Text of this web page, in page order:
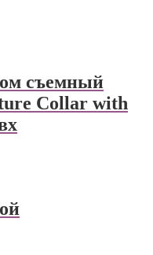
съемный
Collar with